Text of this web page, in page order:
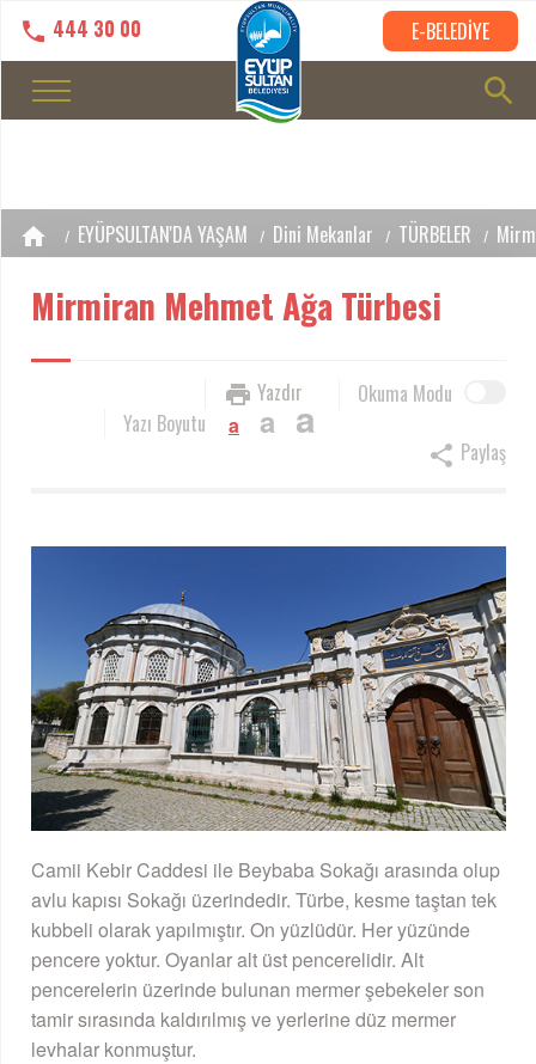
444 30 00 E-BELEDİYE
EYÜPSULTAN'DA YAŞAM Dini Mekanlar TÜRBELER
Mirmiran Mehmet Ağa Türbesi
Okuma Modu
Yazdır
Yazı Boyutu
a a a
Paylaş
Camii Kebir Caddesi ile Beybaba Sokağı arasında olup
avlu kapısı Sokağı üzerindedir. Türbe, kesme taştan tek
kubbeli olarak yapılmıştır. On yüzlüdür. Her yüzünde
pencere yoktur. Oyanlar alt üst pencerelidir. Alt
pencerelerin üzerinde bulunan mermer şebekeler son
tamir sırasında kaldırılmış ve yerlerine düz mermer
levhalar konmuştur.